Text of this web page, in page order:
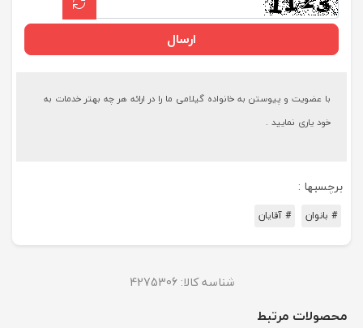
ارسال
با عضویت و پیوستن به خانواده گیلامی ما را در ارائه هر چه بهتر خدمات به
خود یاری نمایید .
برچسبها :
# بانوان # آقایان
شناسه کالا:4275306
محصولات مرتبط